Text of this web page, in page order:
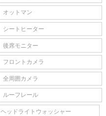
オットマン
シートヒーター
後席モニター
フロントカメラ
全周囲カメラ
ルーフレール
ヘッドライトウォッシャー